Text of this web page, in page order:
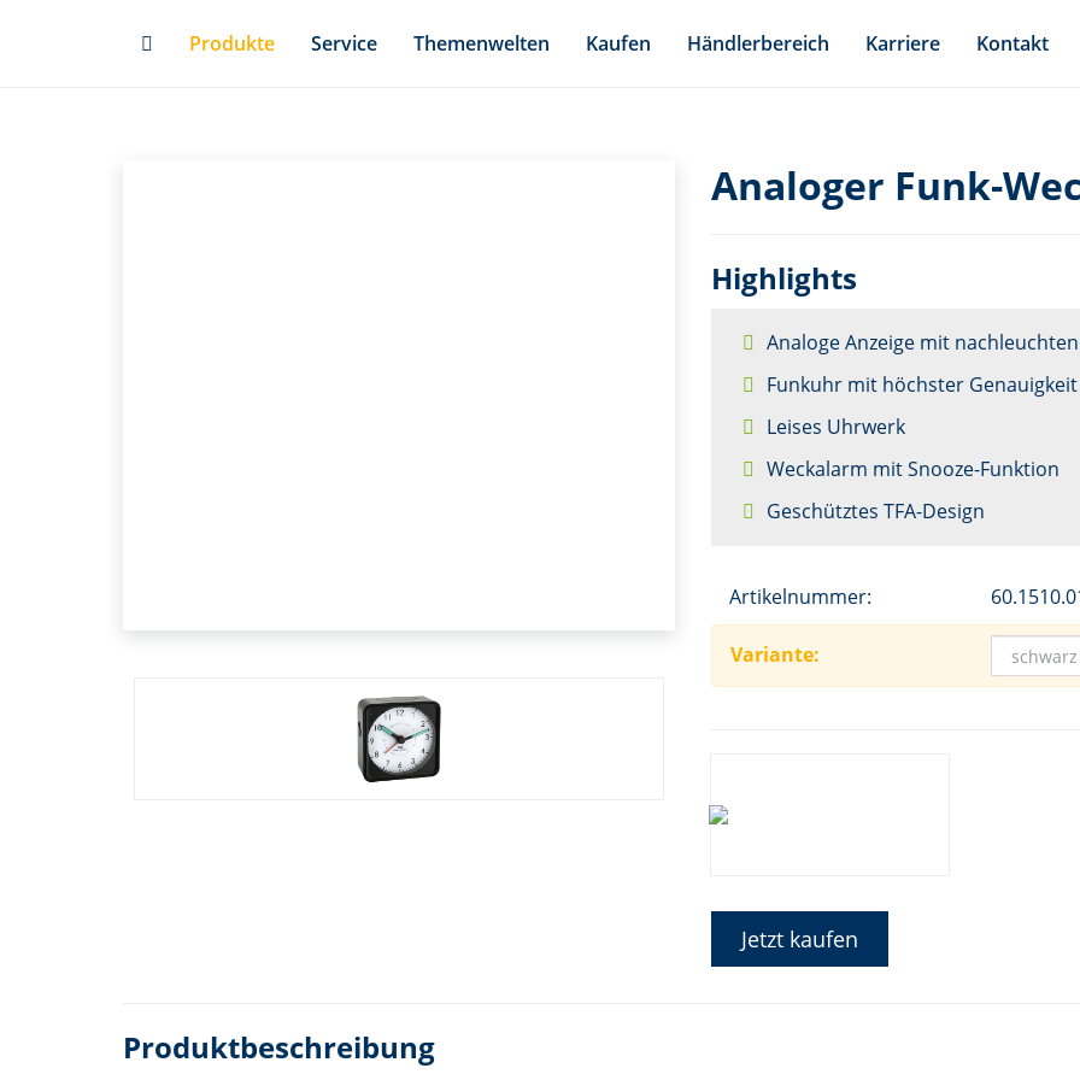
Produkte Service Themenwelten Kaufen Händlerbereich Karriere Kontakt
Analoger Funk-
Highlights
Analoge Anzeige mit
Funkuhr mit höchster Genauigkeit
Leises Uhrwerk
Weckalarm mit Snooze-Funktion
Geschütztes TFA-Design
Artikelnummer:
Variante:
Jetzt kaufen
Produktbeschreibung